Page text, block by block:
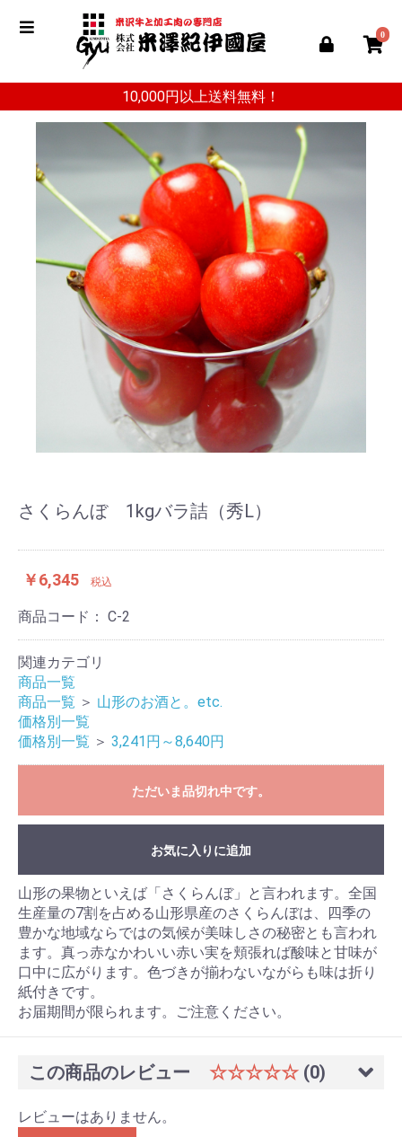
0
10,000円以上送料無料！
さくらんぼ 1kgバラ詰（秀L）
￥6,345 税込
商品コード： C-2
関連カテゴリ
商品一覧
商品一覧 ＞ 山形のお酒と。etc.
価格別一覧
価格別一覧 ＞ 3,241円～8,640円
ただいま品切れ中です。
お気に入りに追加
山形の果物といえば「さくらんぼ」と言われます。全国
生産量の7割を占める山形県産のさくらんぼは、四季の
豊かな地域ならではの気候が美味しさの秘密とも言われ
ます。真っ赤なかわいい赤い実を頬張れば酸味と甘味が
口中に広がります。色づきが揃わないながらも味は折り
紙付きです。
お届期間が限られます。ご注意ください。
この商品のレビュー ☆☆☆☆☆ (0)
レビューはありません。